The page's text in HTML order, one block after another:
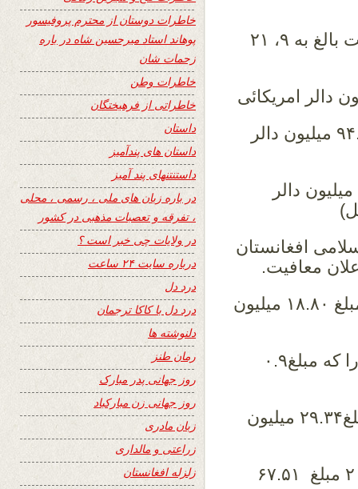
۱. قروض صندوق توسعوی حکومت کویت بالغ به ۹، ۲۱
۳. قروض صندوق انکشافی اوپک مبلغ۹۴.۱ میلیون دالر
۴. قروض حکومت بلغاریا بالغ بر,۰۴. ۵۱ میلیون دالر
افغانستان
معافیت.
۱. حکومت چین در ماه مارچ ۲۰۰۴مبلغ ۱۸.۸۰ میلیون
۲. حکومت دنمارک مبلغ ۵ میلون کرون را که مبلغ۰.۹
۳. دولت سلواک در ماه جنوری ۲۰۰۵ مبلغ۲۹.۳۴ میلیون
دولت جرمنی در ماه سپتمبر ۲۰۰۲ مبلغ ۶۷.۵۱
خاطرات دوستان از محترم پروفیسور
پوهاند استاد میرحسین شاه در باره
زحمات شان
خاطرات وطن
خاطراتی از فرهیختگان
داستان
داستان های پندآمیز
داستنتنهای پند آمیز
در باره زبان های ملی ، رسمی ، محلی
، تفرقه و تعصبات مذهبی در کشور
در ولایات چی خبر است ؟
درباره سایت ۲۴ ساعت
درد دل
درد دل با کاکا ترجمان
دلنوشته ها
رمان طنز
روز جهانی پدر مبارک
روز جهانی زن مبارکباد
زبان مادری
زراعتی و مالداری
زلزله افغانستان